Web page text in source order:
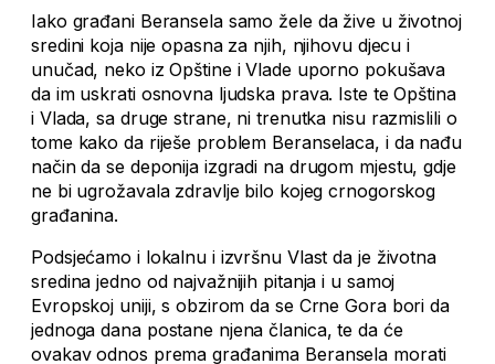
Iako građani Beransela samo žele da žive u životnoj
sredini koja nije opasna za njih, njihovu djecu i
unučad, neko iz Opštine i Vlade uporno pokušava
da im uskrati osnovna ljudska prava. Iste te Opština
i Vlada, sa druge strane, ni trenutka nisu razmislili o
tome kako da riješe problem Beranselaca, i da nađu
način da se deponija izgradi na drugom mjestu, gdje
ne bi ugrožavala zdravlje bilo kojeg crnogorskog
građanina.
Podsjećamo i lokalnu i izvršnu Vlast da je životna
sredina jedno od najvažnijih pitanja i u samoj
Evropskoj uniji, s obzirom da se Crne Gora bori da
jednoga dana postane njena članica, te da će
ovakav odnos prema građanima Beransela morati